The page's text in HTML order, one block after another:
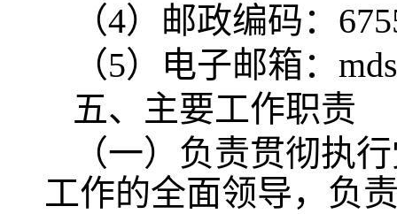
（4）邮政编码：
（5）电子邮箱：
五、主要工作职责
（一）负责贯彻执
工作的全面领导，负